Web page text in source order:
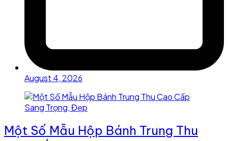
August 4, 2026
Một Số Mẫu Hộp Bánh Trung Thu